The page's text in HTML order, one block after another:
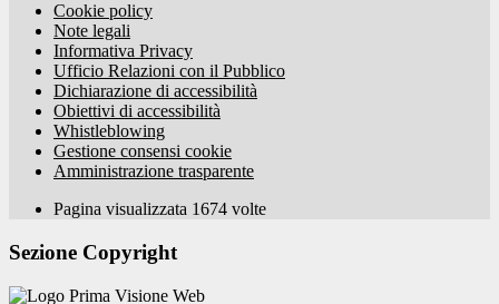
Cookie policy
Note legali
Informativa Privacy
Ufficio Relazioni con il Pubblico
Dichiarazione di accessibilità
Obiettivi di accessibilità
Whistleblowing
Gestione consensi cookie
Amministrazione trasparente
Pagina visualizzata 1674 volte
Sezione Copyright